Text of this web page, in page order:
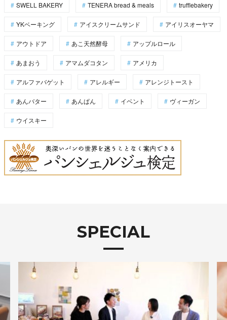
SWELL BAKERY TENERA bread & meals trufflebakery
YKベーキング アイスクリームサンド アイリスオーヤマ
アウトドア あこ天然酵母 アップルロール
あまおう アマムダコタン アメリカ
アルファバゲット アレルギー アレンジトースト
あんバター あんぱん イベント ヴィーガン
ウイスキー
SPECIAL